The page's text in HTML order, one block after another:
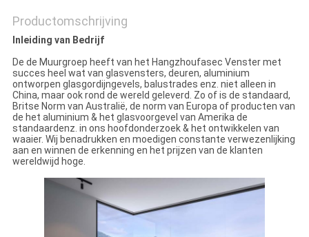
Productomschrijving
Inleiding van Bedrijf
De de Muurgroep heeft van het Hangzhoufasec Venster met
succes heel wat van glasvensters, deuren, aluminium
ontworpen glasgordijngevels, balustrades enz. niet alleen in
China, maar ook rond de wereld geleverd. Zo of is de standaard,
Britse Norm van Australië, de norm van Europa of producten van
de het aluminium & het glasvoorgevel van Amerika de
standaardenz. in ons hoofdonderzoek & het ontwikkelen van
waaier. Wij benadrukken en moedigen constante verwezenlijking
aan en winnen de erkenning en het prijzen van de klanten
wereldwijd hoge.